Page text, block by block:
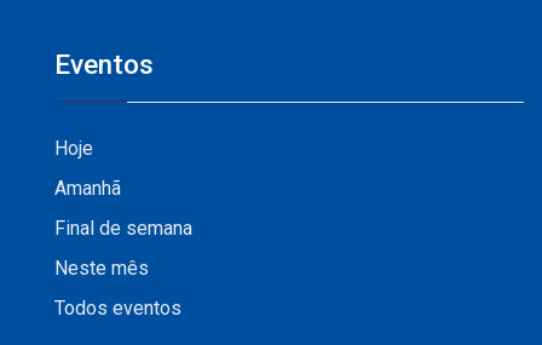
Eventos
Hoje
Amanhã
Final de semana
Neste mês
Todos eventos